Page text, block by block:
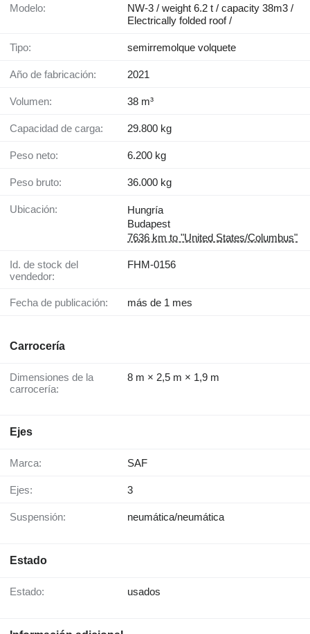
Modelo:
NW-3 / weight 6.2 t / capacity 38m3 /
Electrically folded roof /
Tipo: semirremolque volquete
Año de fabricación: 2021
Volumen: 38 m³
Capacidad de carga: 29.800 kg
Peso neto: 6.200 kg
Peso bruto: 36.000 kg
Ubicación:
Hungría
Budapest
7636 km to "United States/Columbus"
Id. de stock del
vendedor:
FHM-0156
Fecha de publicación: más de 1 mes
Carrocería
Dimensiones de la
carrocería:
8 m × 2,5 m × 1,9 m
Ejes
Marca: SAF
Ejes: 3
Suspensión: neumática/neumática
Estado
Estado: usados